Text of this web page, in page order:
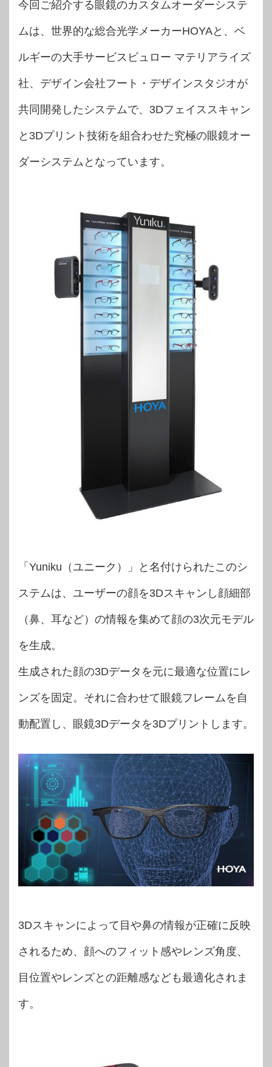
今回ご紹介する眼鏡のカスタムオーダーシステ
ムは、世界的な総合光学メーカーHOYAと、ベ
ルギーの大手サービスビュロー マテリアライズ
社、デザイン会社フート・デザインスタジオが
共同開発したシステムで、3Dフェイススキャン
と3Dプリント技術を組合わせた究極の眼鏡オー
ダーシステムとなっています。
「Yuniku（ユニーク）」と名付けられたこのシ
ステムは、ユーザーの顔を3Dスキャンし顔細部
（鼻、耳など）の情報を集めて顔の3次元モデル
を生成。
生成された顔の3Dデータを元に最適な位置にレ
ンズを固定。それに合わせて眼鏡フレームを自
動配置し、眼鏡3Dデータを3Dプリントします。
3Dスキャンによって目や鼻の情報が正確に反映
されるため、顔へのフィット感やレンズ角度、
目位置やレンズとの距離感なども最適化されま
す。